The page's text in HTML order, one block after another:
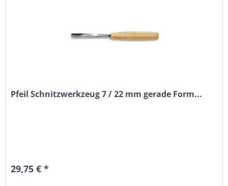
Pfeil Schnitzwerkzeug 7 / 22 mm gerade Form...
29,75 € *